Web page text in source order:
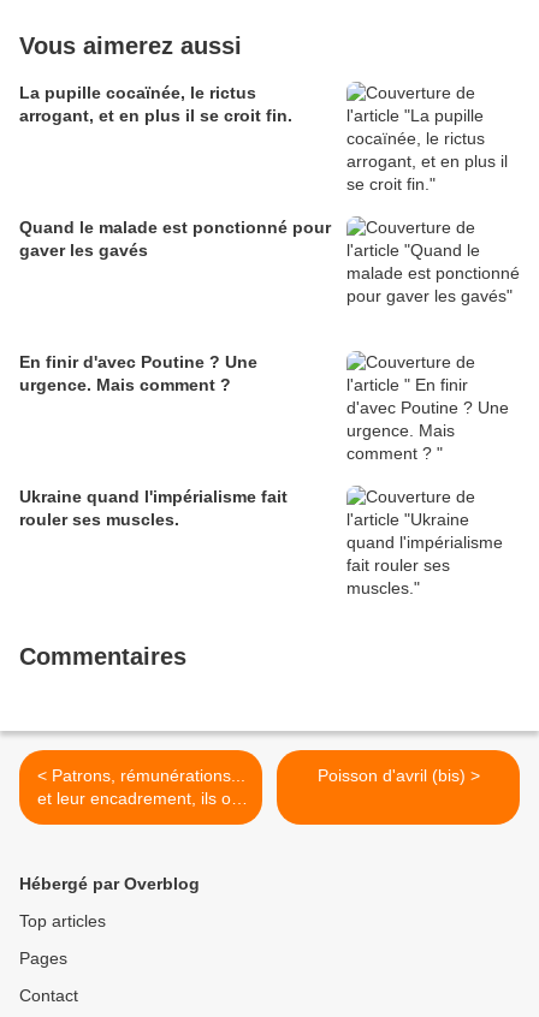
Vous aimerez aussi
La pupille cocaïnée, le rictus
arrogant, et en plus il se croit fin.
Quand le malade est ponctionné pour
gaver les gavés
En finir d'avec Poutine ? Une
urgence. Mais comment ?
Ukraine quand l'impérialisme fait
rouler ses muscles.
Commentaires
< Patrons, rémunérations...
et leur encadrement, ils ont
du coffre
Poisson d'avril (bis) >
Hébergé par Overblog
Top articles
Pages
Contact